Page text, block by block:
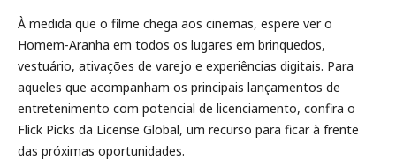
À medida que o filme chega aos cinemas, espere ver o
Homem-Aranha em todos os lugares em brinquedos,
vestuário, ativações de varejo e experiências digitais. Para
aqueles que acompanham os principais lançamentos de
entretenimento com potencial de licenciamento, confira o
Flick Picks da License Global, um recurso para ficar à frente
das próximas oportunidades.